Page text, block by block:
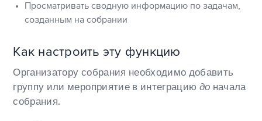
Просматривать сводную информацию по задачам,
созданным на собрании
Как настроить эту функцию
Организатору собрания необходимо добавить
группу или мероприятие в интеграцию до начала
собрания.